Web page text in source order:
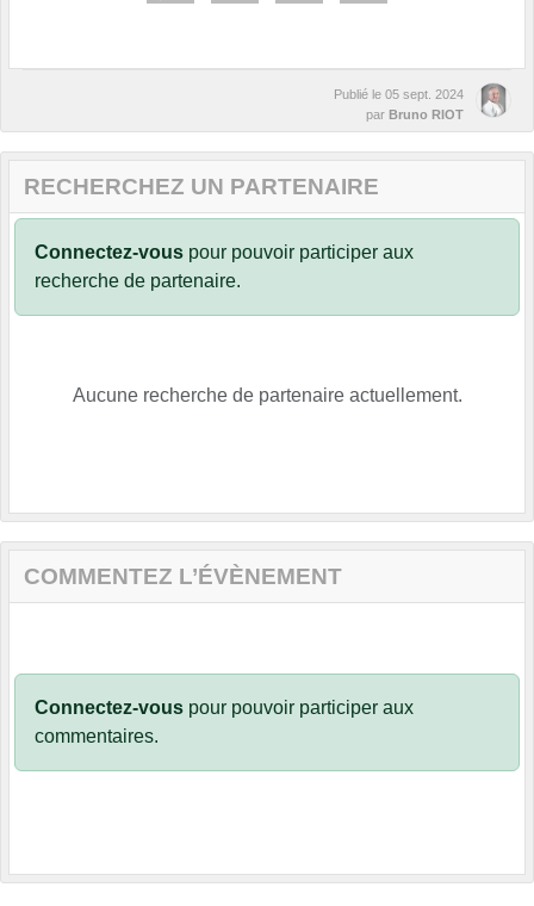
Publié le 05 sept. 2024
par Bruno RIOT
RECHERCHEZ UN PARTENAIRE
Connectez-vous pour pouvoir participer aux
recherche de partenaire.
Aucune recherche de partenaire actuellement.
COMMENTEZ L’ÉVÈNEMENT
Connectez-vous pour pouvoir participer aux
commentaires.